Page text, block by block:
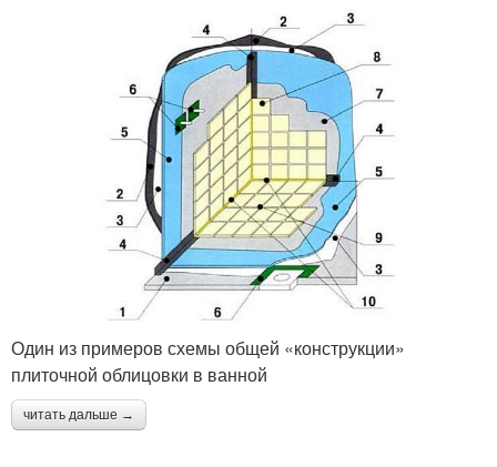
Один из примеров схемы общей «конструкции»
плиточной облицовки в ванной
читать дальше →